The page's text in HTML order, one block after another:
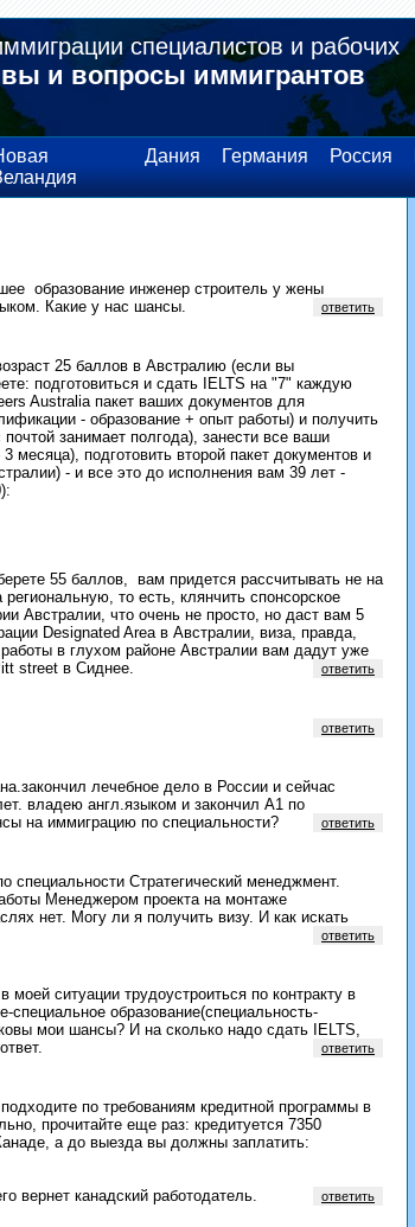
специалистов и рабочих
и вопросы иммигрантов
Дания Германия Россия
образование инженер строитель у жены
Какие у нас шансы.
ответить
25 баллов в Австралию (если вы
подготовиться и сдать IELTS на "7" каждую
Australia пакет ваших документов для
- образование + опыт работы) и получить
занимает полгода), занести все ваши
подготовить второй пакет документов и
- и все это до исполнения вам 39 лет -
55 баллов, вам придется рассчитывать не на
то есть, клянчить спонсорское
Австралии, что очень не просто, но даст вам 5
Designated Area в Австралии, виза, правда,
в глухом районе Австралии вам дадут уже
street в Сиднее.
ответить
ответить
лечебное дело в России и сейчас
владею англ.языком и закончил А1 по
на иммиграцию по специальности?
ответить
Стратегический менеджмент.
Менеджером проекта на монтаже
нет. Могу ли я получить визу. И как искать
ответить
ситуации трудоустроиться по контракту в
образование(специальность-
мои шансы? И на сколько надо сдать IELTS,
ответить
по требованиям кредитной программы в
прочитайте еще раз: кредитуется 7350
а до выезда вы должны заплатить:
вернет канадский работодатель. ответить